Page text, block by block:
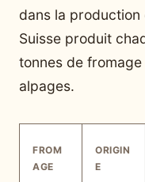
dans la production
Suisse produit
tonnes de fromage
alpages.
FROM
AGE
ORIGIN
E